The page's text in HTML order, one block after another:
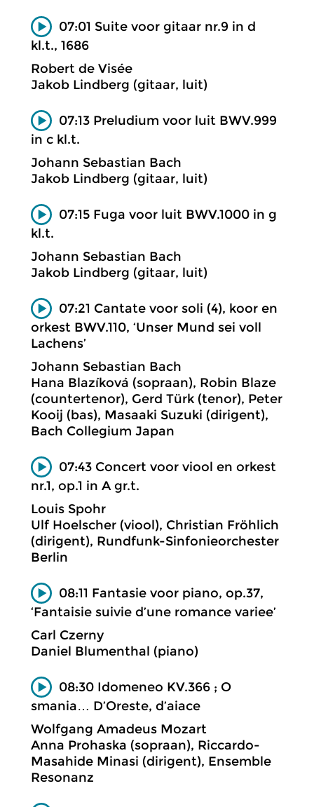
07:01 Suite voor gitaar nr.9 in d
kl.t., 1686
Robert de Visée
Jakob Lindberg (gitaar, luit)
07:13 Preludium voor luit BWV.999
in c kl.t.
Johann Sebastian Bach
Jakob Lindberg (gitaar, luit)
07:15 Fuga voor luit BWV.1000 in g
kl.t.
Johann Sebastian Bach
Jakob Lindberg (gitaar, luit)
07:21 Cantate voor soli (4), koor en
orkest BWV.110, ‘Unser Mund sei voll
Lachens’
Johann Sebastian Bach
Hana Blazíková (sopraan), Robin Blaze
(countertenor), Gerd Türk (tenor), Peter
Kooij (bas), Masaaki Suzuki (dirigent),
Bach Collegium Japan
07:43 Concert voor viool en orkest
nr.1, op.1 in A gr.t.
Louis Spohr
Ulf Hoelscher (viool), Christian Fröhlich
(dirigent), Rundfunk-Sinfonieorchester
Berlin
08:11 Fantasie voor piano, op.37,
‘Fantaisie suivie d’une romance variee’
Carl Czerny
Daniel Blumenthal (piano)
08:30 Idomeneo KV.366 ; O
smania… D’Oreste, d’aiace
Wolfgang Amadeus Mozart
Anna Prohaska (sopraan), Riccardo-
Masahide Minasi (dirigent), Ensemble
Resonanz